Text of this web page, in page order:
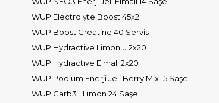
WUP Electrolyte Boost 45x2
WUP Boost Creatine 40 Servis
WUP Hydractive Limonlu 2x20
WUP Hydractive Elmalı 2x20
WUP Podium Enerji Jeli Berry Mix 15 Saşe
WUP Carb3+ Limon 24 Saşe